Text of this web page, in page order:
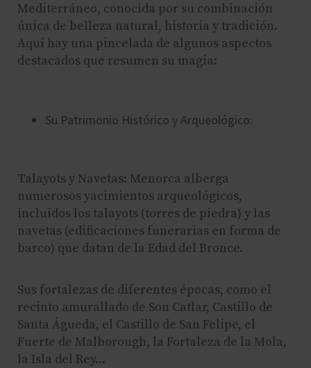
Mediterráneo, conocida por su combinación
única de belleza natural, historia y tradición.
Aquí hay una pincelada de algunos aspectos
destacados que resumen su magia:
Su Patrimonio Histórico y Arqueológico:
Talayots y Navetas: Menorca alberga
numerosos yacimientos arqueológicos,
incluidos los talayots (torres de piedra) y las
navetas (edificaciones funerarias en forma de
barco) que datan de la Edad del Bronce.
Sus fortalezas de diferentes épocas, como el
recinto amurallado de Son Catlar, Castillo de
Santa Águeda, el Castillo de San Felipe, el
Fuerte de Malborough, la Fortaleza de la Mola,
la Isla del Rey...